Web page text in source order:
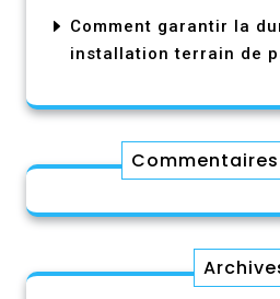
Comment garantir la
installation terrain de